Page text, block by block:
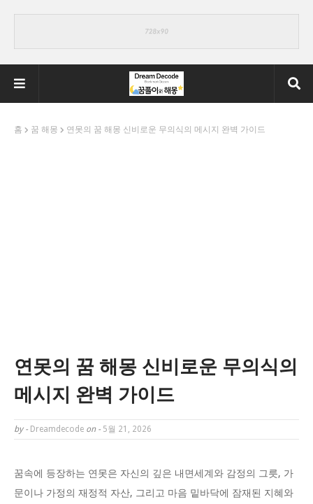
홈 꿈 해몽 연못의 꿈 해몽 신비로운 무의식의 메시지 완벽 가이드
연못의 꿈 해몽 신비로운 무의식의
메시지 완벽 가이드
by - Dreamdecode on - 5월 21, 2026
꿈속에 등장하는 연못은 자신의 깊은 내면세계와 감정의 그릇, 가
문이나 가정의 재정적 자산, 그리고 마음 밑바닥에 잠재된 지혜와